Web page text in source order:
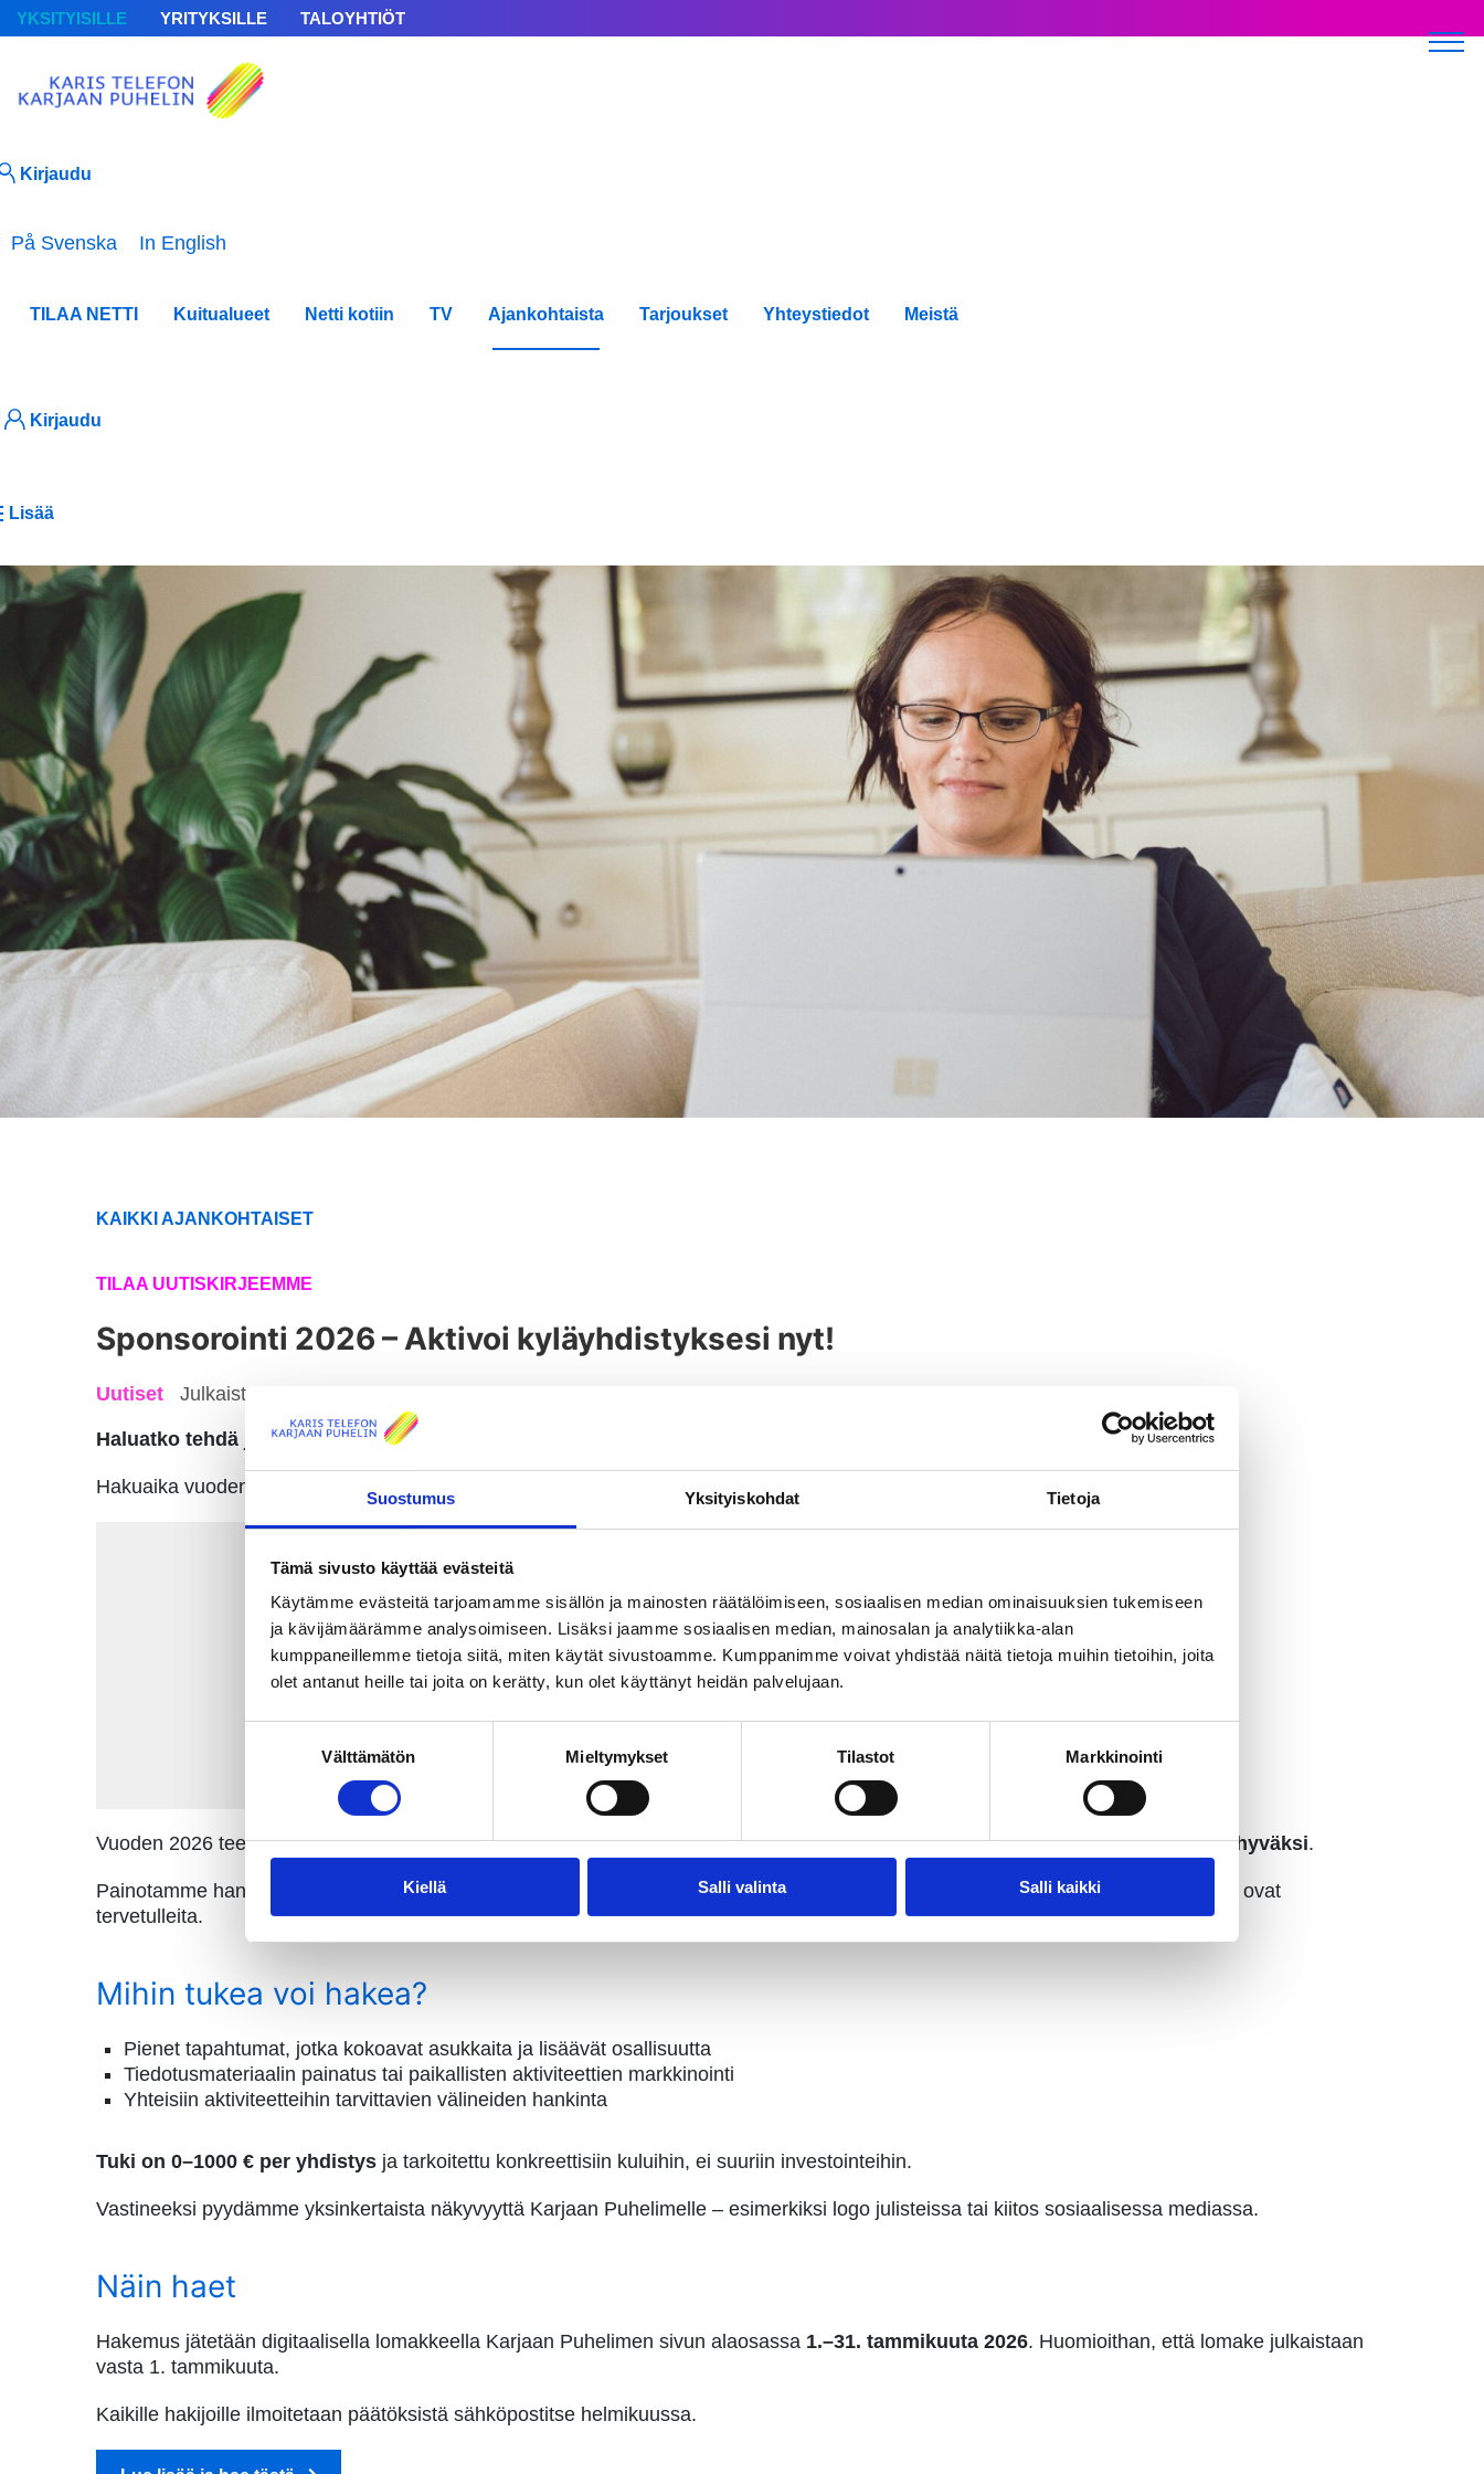
Suostumus Yksityiskohdat Tietoja
Tämä sivusto käyttää evästeitä
Käytämme evästeitä tarjoamamme sisällön ja mainosten räätälöimiseen, sosiaalisen median ominaisuuksien tukemiseen
ja kävijämäärämme analysoimiseen. Lisäksi jaamme sosiaalisen median, mainosalan ja analytiikka-alan
kumppaneillemme tietoja siitä, miten käytät sivustoamme. Kumppanimme voivat yhdistää näitä tietoja muihin tietoihin, joita
olet antanut heille tai joita on kerätty, kun olet käyttänyt heidän palvelujaan.
Välttämätön Mieltymykset Tilastot Markkinointi
Kiellä Salli valinta Salli kaikki
YKSITYISILLE YRITYKSILLE TALOYHTIÖT
Kirjaudu
Valitse kieli
På Svenska In English
TILAA NETTI Kuitualueet Netti kotiin TV Ajankohtaista Tarjoukset Yhteystiedot Meistä
Kirjaudu
Lisää
KAIKKI AJANKOHTAISET
TILAA UUTISKIRJEEMME
Uutiset
Sponsorointi 2026 – Aktivoi kyläyhdistyksesi nyt!
Uutiset Julkaistu: 16.12.2025
Haluatko tehdä jotain, joka vahvistaa yhteisöllisyyttä ja elävöittää paikallista arkea? Nyt on oikea hetki toimia!
Hakuaika vuoden 2026 sponsorointiin on käynnissä 1.–31. tammikuuta.
Vuoden 2026 teema onkyläyhdistykset ja vastaavat organisaatiot, jotka toimivat elinvoimaisen kylän tai paikallisyhteisön hyväksi.
Painotamme hankkeita, jotka toteutetaan maaseudulla tai harvaan asutuilla alueilla – mutta kaikki yhteisöllisyyttä vahvistavat ideat ovat
tervetulleita.
Mihin tukea voi hakea?
Pienet tapahtumat, jotka kokoavat asukkaita ja lisäävät osallisuutta
Tiedotusmateriaalin painatus tai paikallisten aktiviteettien markkinointi
Yhteisiin aktiviteetteihin tarvittavien välineiden hankinta
Tuki on 0–1000 € per yhdistys ja tarkoitettu konkreettisiin kuluihin, ei suuriin investointeihin.
Vastineeksi pyydämme yksinkertaista näkyvyyttä Karjaan Puhelimelle – esimerkiksi logo julisteissa tai kiitos sosiaalisessa mediassa.
Näin haet
Hakemus jätetään digitaalisella lomakkeella Karjaan Puhelimen sivun alaosassa 1.–31. tammikuuta 2026. Huomioithan, että lomake julkaistaan
vasta 1. tammikuuta.
Kaikille hakijoille ilmoitetaan päätöksistä sähköpostitse helmikuussa.